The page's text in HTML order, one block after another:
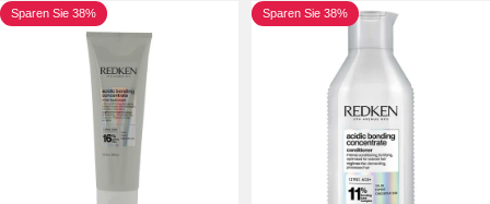
Sparen Sie 38% Sparen Sie 38%